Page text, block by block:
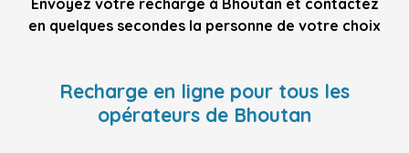
en quelques secondes la personne de votre choix
Recharge en ligne pour tous les
opérateurs de Bhoutan